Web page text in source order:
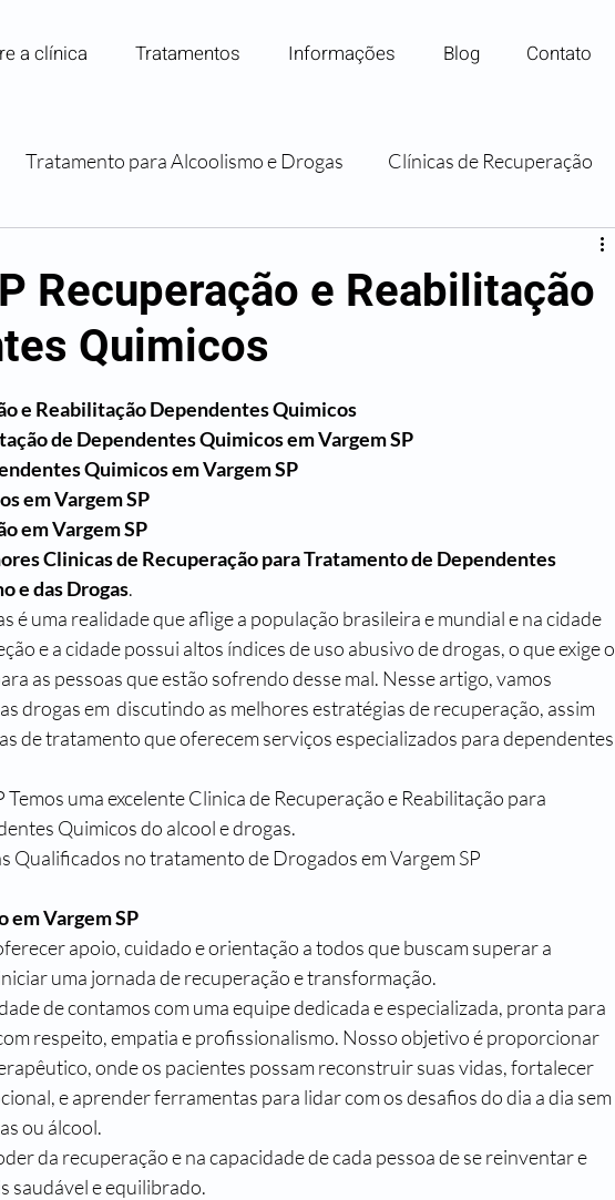
a clínica Tratamentos Informações Blog Contato
Tratamento para Alcoolismo e Drogas Clínicas de Recuperação
Convênios e Planos de Saúde
Orientação e Apoio Familiar
Recuperação e Reabilitação
Quimicos
estrelas.
e Reabilitação Dependentes Quimicos
de Dependentes Quimicos em Vargem SP
Quimicos em Vargem SP
em Vargem SP
em Vargem SP
Clinicas de Recuperação para Tratamento de Dependentes
e das Drogas.
é uma realidade que aflige a população brasileira e mundial e na cidade
e a cidade possui altos índices de uso abusivo de drogas, o que exige o
as pessoas que estão sofrendo desse mal. Nesse artigo, vamos
drogas em  discutindo as melhores estratégias de recuperação, assim
de tratamento que oferecem serviços especializados para dependentes
Temos uma excelente Clinica de Recuperação e Reabilitação para
Quimicos do alcool e drogas.
Qualificados no tratamento de Drogados em Vargem SP
em Vargem SP
apoio, cuidado e orientação a todos que buscam superar a
uma jornada de recuperação e transformação.
de contamos com uma equipe dedicada e especializada, pronta para
respeito, empatia e profissionalismo. Nosso objetivo é proporcionar
onde os pacientes possam reconstruir suas vidas, fortalecer
e aprender ferramentas para lidar com os desafios do dia a dia sem
ou álcool.
da recuperação e na capacidade de cada pessoa de se reinventar e
saudável e equilibrado.